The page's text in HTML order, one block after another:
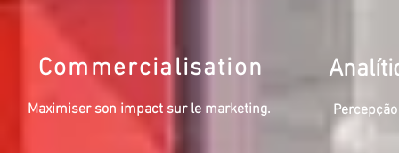
Commercialisation
Maximiser son impact sur le marketing.